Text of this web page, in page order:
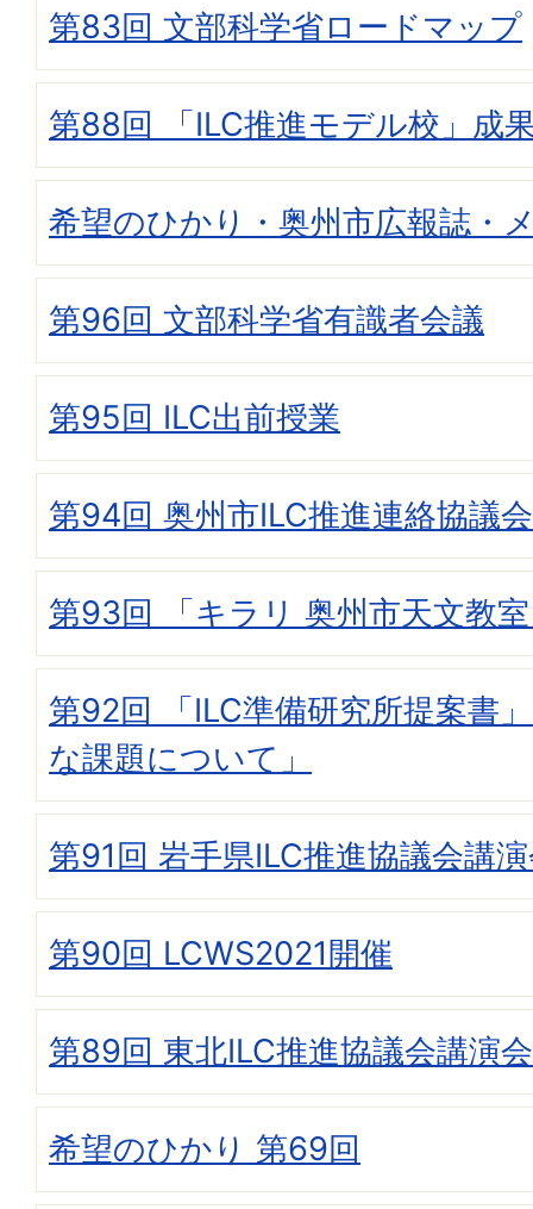
第83回 文部科学省ロードマップ
第88回 「ILC推進モデル校」成
希望のひかり・奥州市広報誌・
第96回 文部科学省有識者会議
第95回 ILC出前授業
第94回 奥州市ILC推進連絡協議会
第93回 「キラリ 奥州市天文教
第92回 「ILC準備研究所提案書
な課題について」
第91回 岩手県ILC推進協議会講
第90回 LCWS2021開催
第89回 東北ILC推進協議会講演会
希望のひかり 第69回